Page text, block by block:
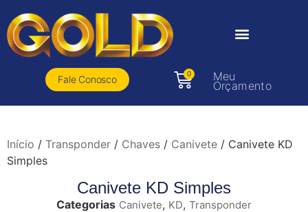
Fale Conosco
0 Meu
Orçamento
Início / Transponder / Chaves / Canivete / Canivete KD
Simples
Canivete KD Simples
Categorias Canivete, KD, Transponder